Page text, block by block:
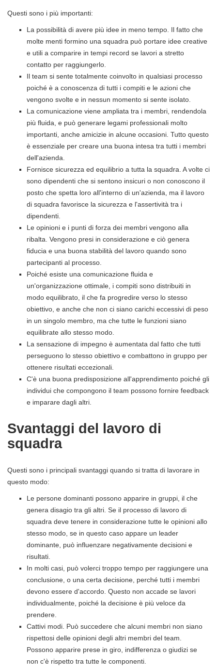
Questi sono i più importanti:
La possibilità di avere più idee in meno tempo. Il fatto che
molte menti formino una squadra può portare idee creative
e utili a comparire in tempi record se lavori a stretto
contatto per raggiungerlo.
Il team si sente totalmente coinvolto in qualsiasi processo
poiché è a conoscenza di tutti i compiti e le azioni che
vengono svolte e in nessun momento si sente isolato.
La comunicazione viene ampliata tra i membri, rendendola
più fluida, e può generare legami professionali molto
importanti, anche amicizie in alcune occasioni. Tutto questo
è essenziale per creare una buona intesa tra tutti i membri
dell'azienda.
Fornisce sicurezza ed equilibrio a tutta la squadra. A volte ci
sono dipendenti che si sentono insicuri o non conoscono il
posto che spetta loro all'interno di un'azienda, ma il lavoro
di squadra favorisce la sicurezza e l'assertività tra i
dipendenti.
Le opinioni e i punti di forza dei membri vengono alla
ribalta. Vengono presi in considerazione e ciò genera
fiducia e una buona stabilità del lavoro quando sono
partecipanti al processo.
Poiché esiste una comunicazione fluida e
un'organizzazione ottimale, i compiti sono distribuiti in
modo equilibrato, il che fa progredire verso lo stesso
obiettivo, e anche che non ci siano carichi eccessivi di peso
in un singolo membro, ma che tutte le funzioni siano
equilibrate allo stesso modo.
La sensazione di impegno è aumentata dal fatto che tutti
perseguono lo stesso obiettivo e combattono in gruppo per
ottenere risultati eccezionali.
C'è una buona predisposizione all'apprendimento poiché gli
individui che compongono il team possono fornire feedback
e imparare dagli altri.
Svantaggi del lavoro di
squadra
Questi sono i principali svantaggi quando si tratta di lavorare in
questo modo:
Le persone dominanti possono apparire in gruppi, il che
genera disagio tra gli altri. Se il processo di lavoro di
squadra deve tenere in considerazione tutte le opinioni allo
stesso modo, se in questo caso appare un leader
dominante, può influenzare negativamente decisioni e
risultati.
In molti casi, può volerci troppo tempo per raggiungere una
conclusione, o una certa decisione, perché tutti i membri
devono essere d'accordo. Questo non accade se lavori
individualmente, poiché la decisione è più veloce da
prendere.
Cattivi modi. Può succedere che alcuni membri non siano
rispettosi delle opinioni degli altri membri del team.
Possono apparire prese in giro, indifferenza o giudizi se
non c'è rispetto tra tutte le componenti.